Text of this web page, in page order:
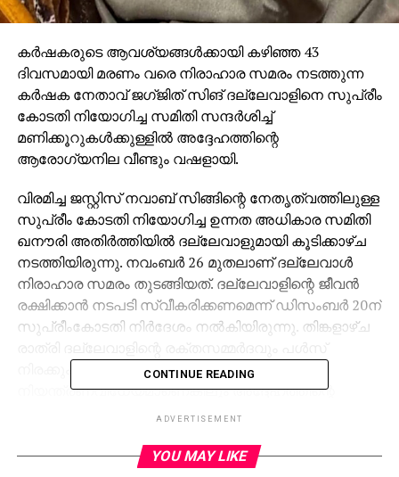
കര്‍ഷകരുടെ ആവശ്യങ്ങള്‍ക്കായി കഴിഞ്ഞ 43
ദിവസമായി മരണം വരെ നിരാഹാര സമരം നടത്തുന്ന
കര്‍ഷക നേതാവ് ജഗ്ജിത് സിങ് ദല്ലേവാളിനെ സുപ്രീം
കോടതി നിയോഗിച്ച സമിതി സന്ദര്‍ശിച്ച്
മണിക്കൂറുകള്‍ക്കുള്ളില്‍ അദ്ദേഹത്തിന്റെ
ആരോഗ്യനില വീണ്ടും വഷളായി.
വിരമിച്ച ജസ്റ്റിസ് നവാബ് സിങ്ങിന്റെ നേതൃത്വത്തിലുള്ള
സുപ്രീം കോടതി നിയോഗിച്ച ഉന്നത അധികാര സമിതി
ഖനൗരി അതിര്‍ത്തിയില്‍ ദല്ലേവാളുമായി കൂടിക്കാഴ്ച
നടത്തിയിരുന്നു. നവംബര്‍ 26 മുതലാണ് ദല്ലേവാള്‍
നിരാഹാര സമരം തുടങ്ങിയത്. ദല്ലേവാളിന്റെ ജീവന്‍
രക്ഷിക്കാന്‍ നടപടി സ്വീകരിക്കണമെന്ന് ഡിസംബര്‍ 20ന്
സുപ്രീംകോടതി നിര്‍ദേശം നല്‍കിയിരുന്നു. തിങ്കളാഴ്ച
നിരക്കും കുറഞ്ഞിരുന്നു. സ്ഥിതി
നിയന്ത്രണവിധേയമാണെങ്കിലും അദ്ദേഹത്തിന്റെ
ആരോഗ്യ നിലയില്‍ ഡോക്ടര്‍മാര്‍ ആശങ്ക
നിഷേധിക്കുന്നുണ്ടെങ്കിലും കര്‍ഷക സമരസ്ഥലത്ത്
CONTINUE READING
ADVERTISEMENT
YOU MAY LIKE